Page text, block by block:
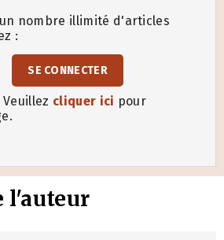
nombre illimité d'articles
:
SE CONNECTER
cliquer ici pour
l'auteur